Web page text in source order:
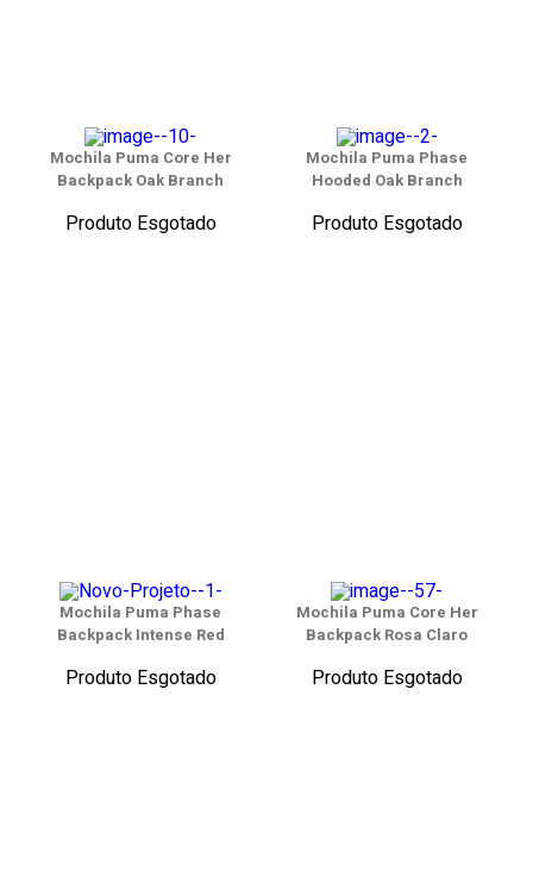
Mochila Puma Core Her
Backpack Oak Branch
Produto Esgotado
Mochila Puma Phase
Hooded Oak Branch
Produto Esgotado
Mochila Puma Phase
Backpack Intense Red
Produto Esgotado
Mochila Puma Core Her
Backpack Rosa Claro
Produto Esgotado